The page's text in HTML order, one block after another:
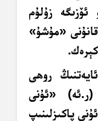
ئۆزىگە زۇلۇم
«مۇشۇ»
روھى
(ر.ئە) «ئۇنى
پاكىزلىنىپ